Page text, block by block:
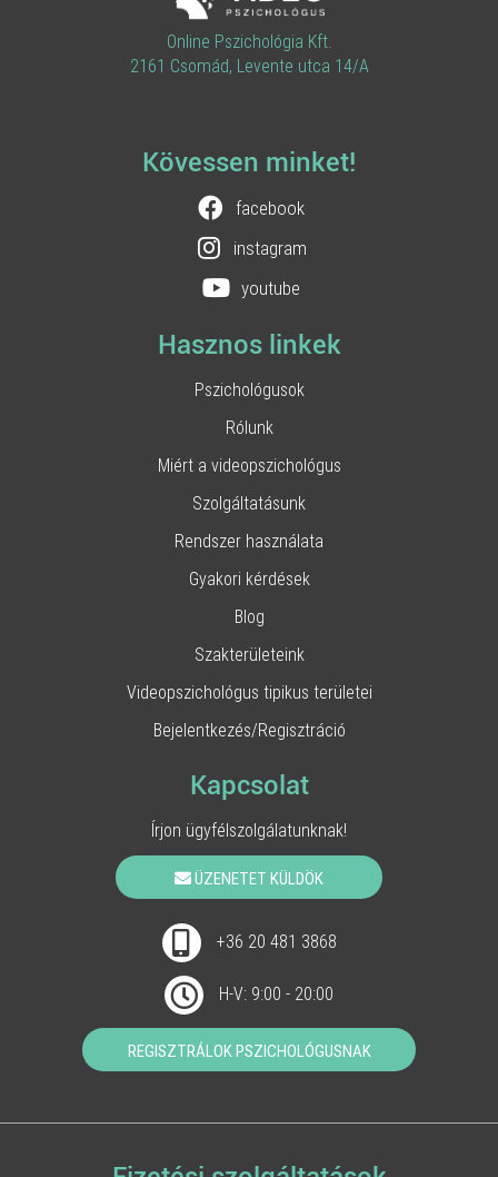
Online Pszichológia Kft.
2161 Csomád, Levente utca 14/A
Kövessen minket!
facebook
instagram
youtube
Hasznos linkek
Pszichológusok
Rólunk
Miért a videopszichológus
Szolgáltatásunk
Rendszer használata
Gyakori kérdések
Blog
Szakterületeink
Videopszichológus tipikus területei
Bejelentkezés/Regisztráció
Kapcsolat
Írjon ügyfélszolgálatunknak!
ÜZENETET KÜLDÖK
+36 20 481 3868
H-V: 9:00 - 20:00
REGISZTRÁLOK PSZICHOLÓGUSNAK